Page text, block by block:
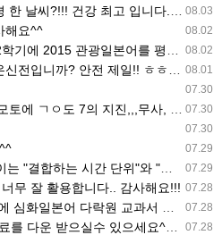
08.03
날씨?!!! 건강 최고 입니다. ^^
08.02
해요^^
08.02
평가계획을 세우려고 하는데. ..아무리 찾아도 없어…
08.01
니까? 안전 제일!! ㅎㅎ 감사해요. ^^
07.30
07.30
지진,,,무사, 안전을 기도 합니다. 감사해요...
07.30
07.29
07.29
와 "묘사 대상"입니다. 過ごす 하루, 오후, 주말, 휴…
07.28
무 잘 활용합니다.. 감사해요!!!
07.28
택되어 있네요. 저도 당장 다음달부터 수업을 해야하…
07.28
수 있으세요^^ https://coffee-plume-710.no…